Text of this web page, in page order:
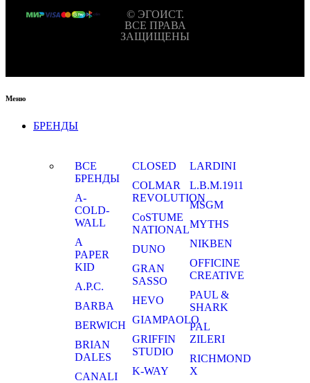
© ЭГОИСТ.
ВСЕ ПРАВА
ЗАЩИЩЕНЫ
Меню
БРЕНДЫ
ВСЕ
БРЕНДЫ
A-
COLD-
WALL
A
PAPER
KID
A.P.C.
BARBA
BERWICH
BRIAN
DALES
CANALI
CLOSED
COLMAR
REVOLUTION
CoSTUME
NATIONAL
DUNO
GRAN
SASSO
HEVO
GIAMPAOLO
GRIFFIN
STUDIO
K-WAY
LARDINI
L.B.M.1911
MSGM
MYTHS
NIKBEN
OFFICINE
CREATIVE
PAUL &
SHARK
PAL
ZILERI
RICHMOND
X